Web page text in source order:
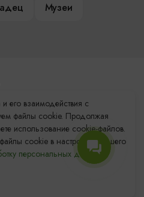
Музеи
его взаимодействия с
файлы cookie. Продолжая
использование cookie-файлов.
cookie в настройках Вашего
персональных данных.